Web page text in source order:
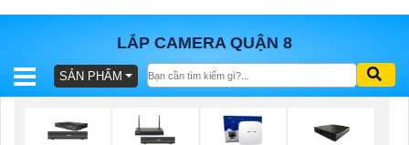
LẮP CAMERA QUẬN 8
BÁO
TRỌN
SẢN PHẨM